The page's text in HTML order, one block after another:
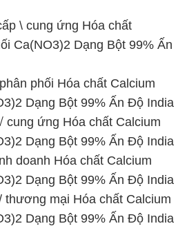
\ cung ứng Hóa chất
Ca(NO3)2 Dạng Bột 99% Ấn
phối Hóa chất Calcium
Dạng Bột 99% Ấn Độ India
cung ứng Hóa chất Calcium
Dạng Bột 99% Ấn Độ India
doanh Hóa chất Calcium
Dạng Bột 99% Ấn Độ India
thương mại Hóa chất Calcium
Dạng Bột 99% Ấn Độ India